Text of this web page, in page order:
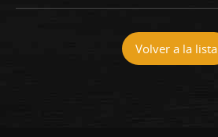
Volver a la lista